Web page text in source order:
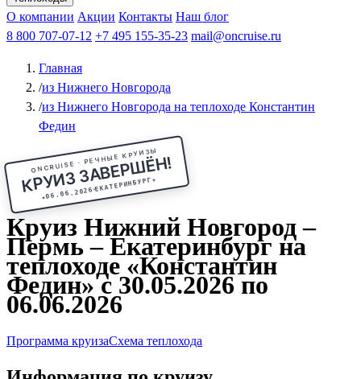
Чебоксарыиз Волгоградаиз Саратова Все города
КазаньВ Нижний НовгородВ ПермьВ Ростов-на-Дону
РыбинскНа СоловкиНа ВалаамПо ОкеПо Енисею
Афанасий Никитин Октябрьская революция
ФединАлександр СвешниковИван
МироновА.С.Попов
О компании Акции Контакты Наш блог
8 800 707-07-12 +7 495 155-35-23 mail@oncruise.ru
Главная
/из Нижнего Новгорода
/из Нижнего Новгорода на теплоходе Константин
Федин
ONCRUISE · РЕЧНЫЕ КРУИЗЫ
КРУИЗ ЗАВЕРШЁН!
★06.06.2026
ЕКАТЕРИНБУРГ★
Круиз Нижний Новгород –
Пермь – Екатеринбург на
теплоходе «Константин
Федин» с 30.05.2026 по
06.06.2026
Программа круизаСхема теплохода